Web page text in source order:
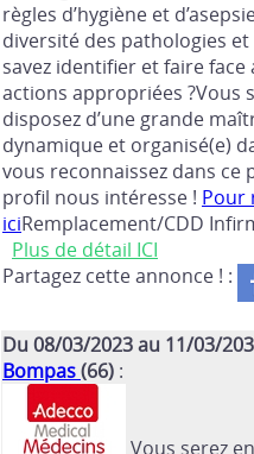
règles d’hygiène et
diversité des pathologies
savez identifier et faire
actions appropriées ?Vous
disposez d’une grande
dynamique et organisé(e)
vous reconnaissez dans ce
profil nous intéresse ! Pour
iciRemplacement/CDD
Plus de détail ICI
Partagez cette annonce ! :
Du 08/03/2023 au 11/03/
Bompas(66) :
Vous serez